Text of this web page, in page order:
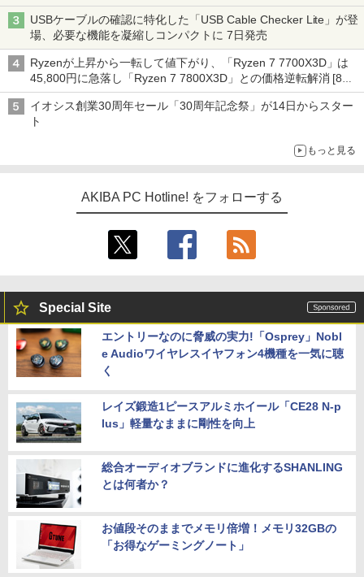
ーム』】
USBケーブルの確認に特化した「USB Cable Checker Lite」が登
場、必要な機能を凝縮しコンパクトに 7日発売
Ryzenが上昇から一転して値下がり、「Ryzen 7 7700X3D」は
45,800円に急落し「Ryzen 7 7800X3D」との価格逆転解消 [8月
前半のCPU価格]
イオシス創業30周年セール「30周年記念祭」が14日からスター
ト
もっと見る
AKIBA PC Hotline! をフォローする
Special Site
エントリーなのに脅威の実力!「Osprey」Nobl
e Audioワイヤレスイヤフォン4機種を一気に聴
く
レイズ鍛造1ピースアルミホイール「CE28 N-p
lus」軽量なままに剛性を向上
総合オーディオブランドに進化するSHANLING
とは何者か？
お値段そのままでメモリ倍増！メモリ32GBの
「お得なゲーミングノート」